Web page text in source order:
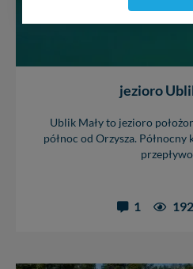
jezioro
Ublik Mały to jezioro
północ od Orzysza.
1
pliki cookies) będą
priorytetowe, bez
zmieniać zakresu naszych
nas bezpieczne, jeśli masz
informacji uzyskach w naszej
Klikając znak X lub przycisk
wyrażasz zgodę na
Twoich danych innym